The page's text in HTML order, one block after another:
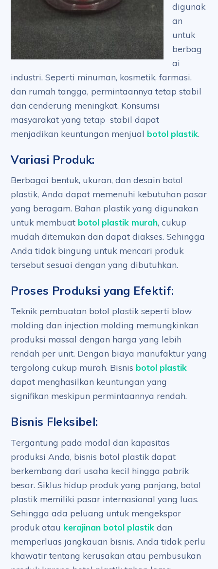
digunak
an
untuk
berbag
ai
industri. Seperti minuman, kosmetik, farmasi,
dan rumah tangga, permintaannya tetap stabil
dan cenderung meningkat. Konsumsi
masyarakat yang tetap stabil dapat
menjadikan keuntungan menjual botol plastik.
Variasi Produk:
Berbagai bentuk, ukuran, dan desain botol
plastik, Anda dapat memenuhi kebutuhan pasar
yang beragam. Bahan plastik yang digunakan
untuk membuat botol plastik murah, cukup
mudah ditemukan dan dapat diakses. Sehingga
Anda tidak bingung untuk mencari produk
tersebut sesuai dengan yang dibutuhkan.
Proses Produksi yang Efektif:
Teknik pembuatan botol plastik seperti blow
molding dan injection molding memungkinkan
produksi massal dengan harga yang lebih
rendah per unit. Dengan biaya manufaktur yang
tergolong cukup murah. Bisnis botol plastik
dapat menghasilkan keuntungan yang
signifikan meskipun permintaannya rendah.
Bisnis Fleksibel:
Tergantung pada modal dan kapasitas
produksi Anda, bisnis botol plastik dapat
berkembang dari usaha kecil hingga pabrik
besar. Siklus hidup produk yang panjang, botol
plastik memiliki pasar internasional yang luas.
Sehingga ada peluang untuk mengekspor
produk atau kerajinan botol plastik dan
memperluas jangkauan bisnis. Anda tidak perlu
khawatir tentang kerusakan atau pembusukan